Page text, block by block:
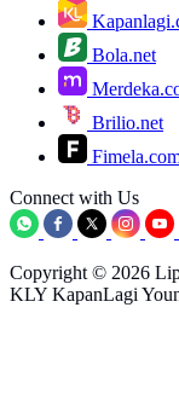
Bola.net
Brilio.net
Connect with Us
Copyright © 2026
KLY KapanLagi